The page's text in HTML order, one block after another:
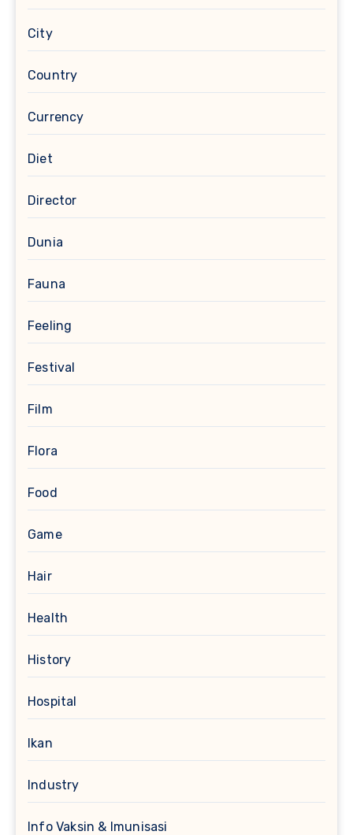
City
Country
Currency
Diet
Director
Dunia
Fauna
Feeling
Festival
Film
Flora
Food
Game
Hair
Health
History
Hospital
Ikan
Industry
Info Vaksin & Imunisasi